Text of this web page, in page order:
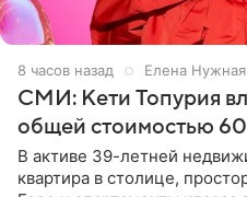
8 часов назад Елена Нужная
СМИ: Кети Топурия
общей стоимостью
В активе 39-летней
квартира в столице,